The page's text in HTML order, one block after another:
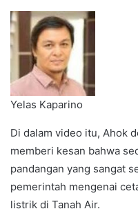
Yelas Kaparino
Di dalam video itu, Ahok
memberi kesan bahwa
pandangan yang sangat
pemerintah mengenai
listrik di Tanah Air.